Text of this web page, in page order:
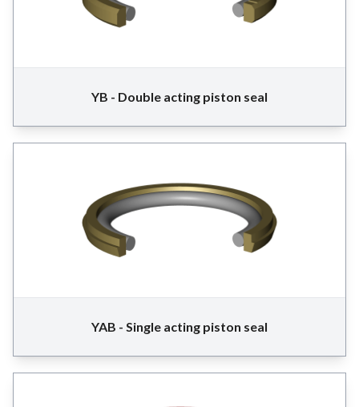
YB - Double acting piston seal
YAB - Single acting piston seal